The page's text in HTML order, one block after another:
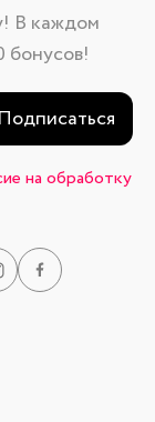
В каждом
бонусов!
Подписаться
на обработку